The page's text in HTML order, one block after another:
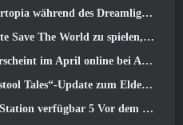
des Dreamlight Cinematics Festivals
zu spielen, sobald es kostenlos ist??
im April online bei Albion
Update zum Elderwood zurück
5 Vor dem März 23 Start